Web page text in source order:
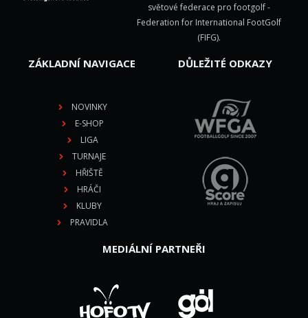
světové federace pro footgolf -
Federation for International FootGolf
(FIFG).
ZÁKLADNÍ NAVIGACE
NOVINKY
E-SHOP
LIGA
TURNAJE
HŘIŠTĚ
HRÁČI
KLUBY
PRAVIDLA
DŮLEŽITÉ ODKAZY
MEDIÁLNÍ PARTNEŘI